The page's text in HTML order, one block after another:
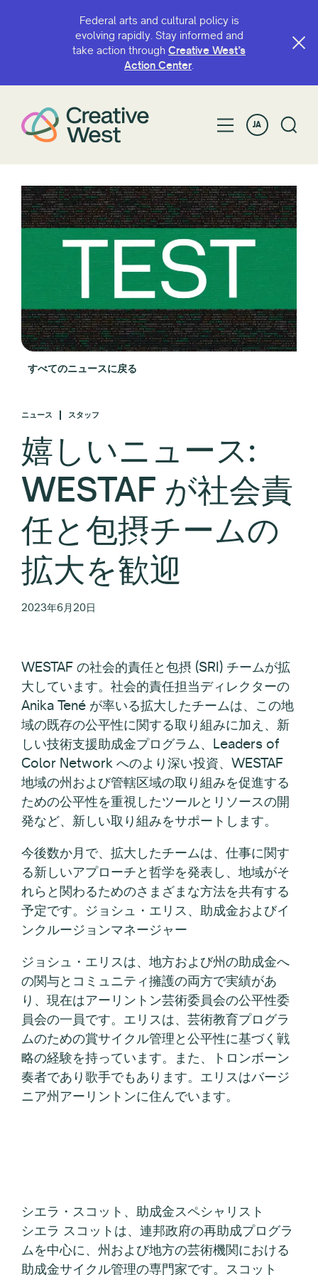
Federal arts and cultural policy is
evolving rapidly. Stay informed and
take action through Creative West’s
Action Center.
JA
すべてのニュースに戻る
ニュース スタッフ
嬉しいニュース:
WESTAF が社会責
任と包摂チームの
拡大を歓迎
2023年6月20日
WESTAF の社会的責任と包摂 (SRI) チームが拡
大しています。社会的責任担当ディレクターの
Anika Tené が率いる拡大したチームは、この地
域の既存の公平性に関する取り組みに加え、新
しい技術支援助成金プログラム、Leaders of
Color Network へのより深い投資、WESTAF
地域の州および管轄区域の取り組みを促進する
ための公平性を重視したツールとリソースの開
発など、新しい取り組みをサポートします。
今後数か月で、拡大したチームは、仕事に関す
る新しいアプローチと哲学を発表し、地域がそ
れらと関わるためのさまざまな方法を共有する
予定です。ジョシュ・エリス、助成金およびイ
ンクルージョンマネージャー
ジョシュ・エリスは、地方および州の助成金へ
の関与とコミュニティ擁護の両方で実績があ
り、現在はアーリントン芸術委員会の公平性委
員会の一員です。エリスは、芸術教育プログラ
ムのための賞サイクル管理と公平性に基づく戦
略の経験を持っています。また、トロンボーン
奏者であり歌手でもあります。エリスはバージ
ニア州アーリントンに住んでいます。
シエラ・スコット、助成金スペシャリスト
シエラ スコットは、連邦政府の再助成プログラ
ムを中心に、州および地方の芸術機関における
助成金サイクル管理の専門家です。スコット